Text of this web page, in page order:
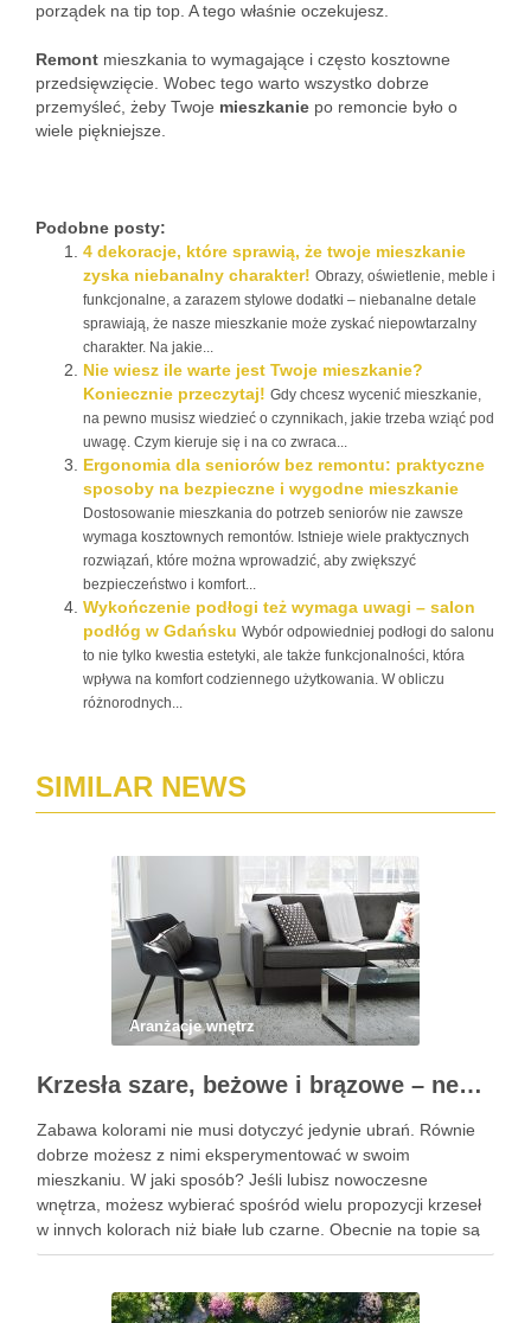
porządek na tip top. A tego właśnie oczekujesz.
Remont mieszkania to wymagające i często kosztowne
przedsięwzięcie. Wobec tego warto wszystko dobrze
przemyśleć, żeby Twoje mieszkanie po remoncie było o
wiele piękniejsze.
Podobne posty:
4 dekoracje, które sprawią, że twoje mieszkanie
zyska niebanalny charakter! Obrazy, oświetlenie, meble i
funkcjonalne, a zarazem stylowe dodatki – niebanalne detale
sprawiają, że nasze mieszkanie może zyskać niepowtarzalny
charakter. Na jakie...
Nie wiesz ile warte jest Twoje mieszkanie?
Koniecznie przeczytaj! Gdy chcesz wycenić mieszkanie,
na pewno musisz wiedzieć o czynnikach, jakie trzeba wziąć pod
uwagę. Czym kieruje się i na co zwraca...
Ergonomia dla seniorów bez remontu: praktyczne
sposoby na bezpieczne i wygodne mieszkanie
Dostosowanie mieszkania do potrzeb seniorów nie zawsze
wymaga kosztownych remontów. Istnieje wiele praktycznych
rozwiązań, które można wprowadzić, aby zwiększyć
bezpieczeństwo i komfort...
Wykończenie podłogi też wymaga uwagi – salon
podłóg w Gdańsku Wybór odpowiedniej podłogi do salonu
to nie tylko kwestia estetyki, ale także funkcjonalności, która
wpływa na komfort codziennego użytkowania. W obliczu
różnorodnych...
SIMILAR NEWS
Aranżacje wnętrz
Krzesła szare, beżowe i brązowe – neutralne barwy w ofercie Novodom
Zabawa kolorami nie musi dotyczyć jedynie ubrań. Równie
dobrze możesz z nimi eksperymentować w swoim
mieszkaniu. W jaki sposób? Jeśli lubisz nowoczesne
wnętrza, możesz wybierać spośród wielu propozycji krzeseł
w innych kolorach niż białe lub czarne. Obecnie na topie są
neutralne barwy, które skutecznie ocieplą każde